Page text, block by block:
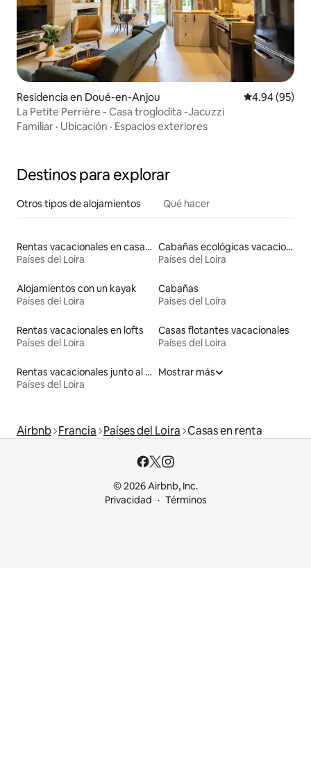
Residencia en Doué-en-Anjou Calificación
4.94 (95)
La Petite Perrière - Casa troglodita -Jacuzzi
Familiar · Ubicación · Espacios exteriores
Destinos para explorar
Otros tipos de alojamientos Qué hacer
Rentas vacacionales en casas con inodoro de altura accesible
Países del Loira
Cabañas ecológicas vacacionales
Países del Loira
Alojamientos con un kayak
Países del Loira
Cabañas
Países del Loira
Rentas vacacionales en lofts
Países del Loira
Casas flotantes vacacionales
Países del Loira
Rentas vacacionales junto al agua
Países del Loira
Mostrar más
Airbnb Francia Países del Loira Casas en renta
© 2026 Airbnb, Inc.
Privacidad
Términos